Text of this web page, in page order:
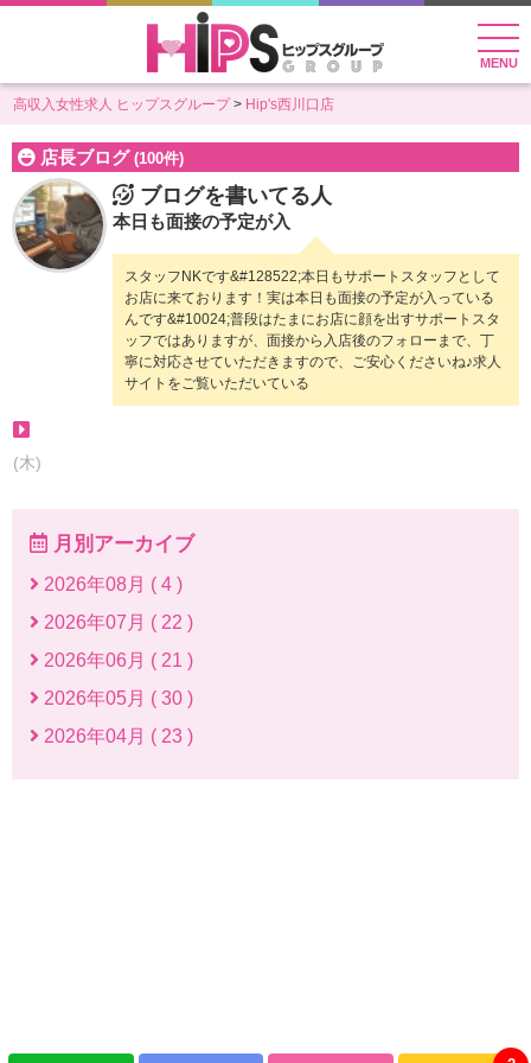
MENU
高収入女性求人 ヒップスグループ Hip's西川口店
店長ブログ (100件)
ブログを書いてる人
本日も面接の予定が入
スタッフNKです&#128522;本日もサポートスタッフとして
お店に来ております！実は本日も面接の予定が入っている
んです&#10024;普段はたまにお店に顔を出すサポートスタ
ッフではありますが、面接から入店後のフォローまで、丁
寧に対応させていただきますので、ご安心くださいね♪求人
サイトをご覧いただいている
(木)
月別アーカイブ
2026年08月 ( 4 )
2026年07月 ( 22 )
2026年06月 ( 21 )
2026年05月 ( 30 )
2026年04月 ( 23 )